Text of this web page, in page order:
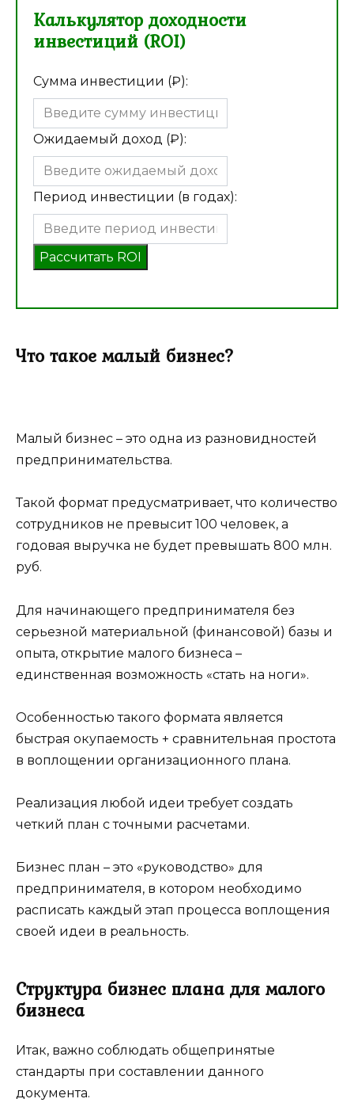
Калькулятор доходности
инвестиций (ROI)
Сумма инвестиции (₽):
Ожидаемый доход (₽):
Период инвестиции (в годах):
Рассчитать ROI
Что такое малый бизнес?
Малый бизнес – это одна из разновидностей
предпринимательства.
Такой формат предусматривает, что количество
сотрудников не превысит 100 человек, а
годовая выручка не будет превышать 800 млн.
руб.
Для начинающего предпринимателя без
серьезной материальной (финансовой) базы и
опыта, открытие малого бизнеса –
единственная возможность «стать на ноги».
Особенностью такого формата является
быстрая окупаемость + сравнительная простота
в воплощении организационного плана.
Реализация любой идеи требует создать
четкий план с точными расчетами.
Бизнес план – это «руководство» для
предпринимателя, в котором необходимо
расписать каждый этап процесса воплощения
своей идеи в реальность.
Структура бизнес плана для малого
бизнеса
Итак, важно соблюдать общепринятые
стандарты при составлении данного
документа.